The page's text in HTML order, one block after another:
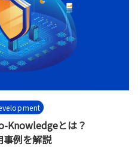
Knowledgeとは？
例を解説